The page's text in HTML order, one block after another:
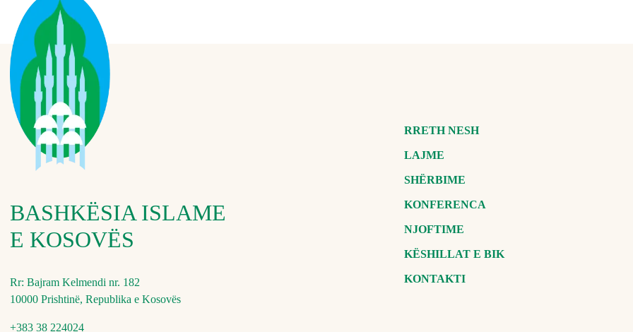
BASHKËSIA ISLAME
E KOSOVËS
Rr: Bajram Kelmendi nr. 182
10000 Prishtinë, Republika e Kosovës
+383 38 224024
RRETH NESH
LAJME
SHËRBIME
KONFERENCA
NJOFTIME
KËSHILLAT E BIK
KONTAKTI